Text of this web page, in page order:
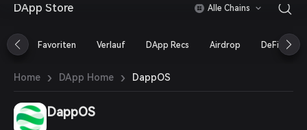
Deutsch
繁體中文
Português (Portugal)
ภาษาไทย
العربية
हिन्दी
DApp Store Alle Chains
Favoriten Verlauf DApp Recs Airdrop DeFi
Home › DApp Home › DappOS
DappOS